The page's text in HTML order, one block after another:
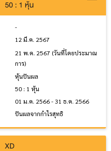
50 : 1 หุ้น
-
12 มี.ค. 2567
21 พ.ค. 2567 (วันที่โดยประมาณ
การ)
หุ้นปันผล
50 : 1 หุ้น
01 ม.ค. 2566 - 31 ธ.ค. 2566
ปันผลจากกำไรสุทธิ
XD